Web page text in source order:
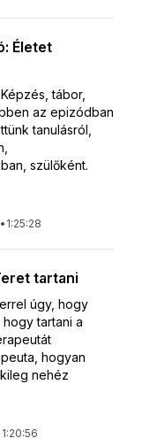
Életet
tábor,
az epizódban
tanulásról,
szülőként.
• 1:25:28
tartani
úgy, hogy
tartani a
hogyan
nehéz
1:20:56